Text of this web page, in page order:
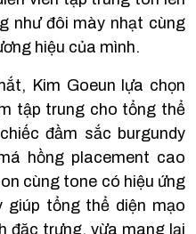
như đôi mày nhạt cùng
hiệu của mình.
Kim Goeun lựa chọn
tập trung cho tổng thể
đầm sắc burgundy
hồng placement cao
cùng tone có hiệu ứng
giúp tổng thể diện mạo
đặc trưng, vừa mang lại